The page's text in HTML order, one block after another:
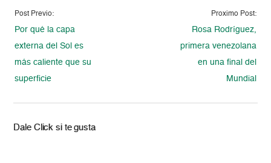
Post Previo:
Por qué la capa
externa del Sol es
más caliente que su
superficie
Proximo Post:
Rosa Rodríguez,
primera venezolana
en una final del
Mundial
Dale Click si te gusta